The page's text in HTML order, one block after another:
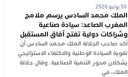
30 يوليو 2026
الملك محمد السادس يرسم ملامح
المغرب الصاعد: سيادة صناعية
وشراكات دولية تفتح آفاق المستقبل
أكد صاحب الجلالة الملك محمد السادس أن
تقوية السيادة الوطنية والاكتفاء الاستراتيجي
يشكلان محور التنمية الصناعية. وقال جلالة
الملك، في